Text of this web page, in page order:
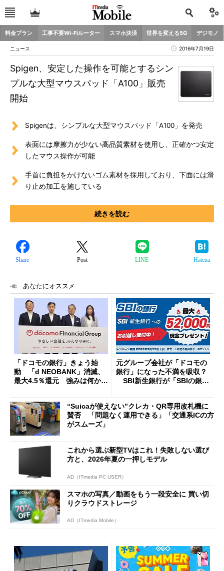
料金プラン 工事不要Wi-Fiルーター スマホ決済 世界を変える5G デジモノ
ニュース 2016年7月19日
Spigen、安定した操作を可能とするシン
プルな大型マウスパッド「A100」販売
開始
Spigenは、シンプルな大型マウスパッド「A100」を発売
表面には摩擦力が少ない高品質素材を使用し、正確かつ安定
したマウス操作が可能
手首に負担をかけないゴム素材を採用しており、下面には滑
り止め加工を施している
続きを読む
Share Post LINE Hatena
あなたにオススメ
「ドコモの銀行」きょう始
動 「d NEOBANK」消滅、
最大4.5％還元 強みは何か解
元グループ会社が「ドコモの
銀行」になった不満を吸収？
SBI新生銀行が「SBIの銀
開催
“Suicaが使えない”クレカ・QR専用改札機に
賛否 「問題なく運用できる」「交通系ICの方
がスムーズ」
これから選ぶ新型TVはこれ！失敗しない選び
方と、2026年夏の一押しモデル
AD（ITmedia PC USER）
スマホの写真／動画をもう一段安全に 買い切
りクラウドストレージ
AD（ITmedia Mobile）